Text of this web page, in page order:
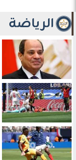
الرياضة